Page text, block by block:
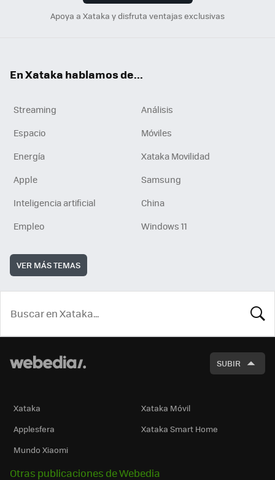
Apoya a Xataka y disfruta ventajas exclusivas
En Xataka hablamos de...
Streaming
Análisis
Espacio
Móviles
Energía
Xataka Movilidad
Apple
Samsung
Inteligencia artificial
China
Empleo
Windows 11
VER MÁS TEMAS
SUBIR
Xataka
Xataka Móvil
Applesfera
Xataka Smart Home
Mundo Xiaomi
Otras publicaciones de Webedia